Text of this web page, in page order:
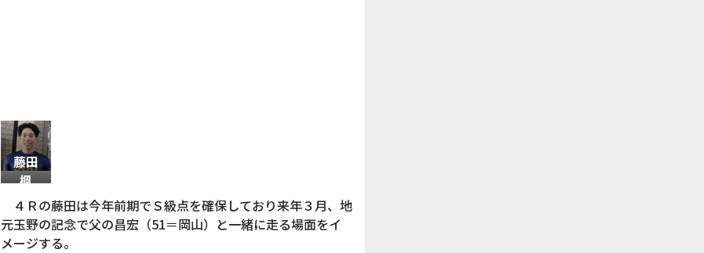
藤田
楓
４Ｒの藤田は今年前期でＳ級点を確保しており来年３月、地
元玉野の記念で父の昌宏（51＝岡山）と一緒に走る場面をイ
メージする。